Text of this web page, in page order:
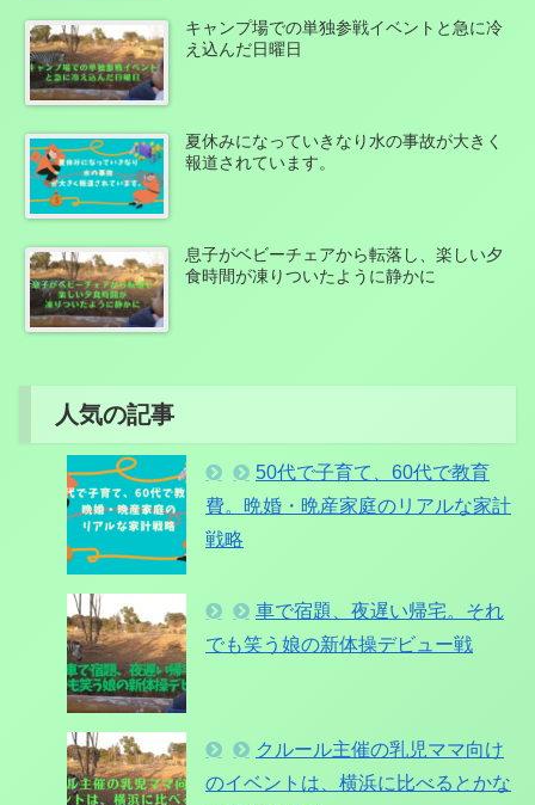
キャンプ場での単独参戦イベントと急に冷
え込んだ日曜日
夏休みになっていきなり水の事故が大きく
報道されています。
息子がベビーチェアから転落し、楽しい夕
食時間が凍りついたように静かに
人気の記事
50代で子育て、60代で教育
費。晩婚・晩産家庭のリアルな家計
戦略
車で宿題、夜遅い帰宅。それ
でも笑う娘の新体操デビュー戦
クルール主催の乳児ママ向け
のイベントは、横浜に比べるとかな